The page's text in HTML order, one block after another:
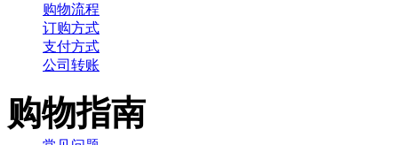
购物流程
订购方式
支付方式
公司转账
购物指南